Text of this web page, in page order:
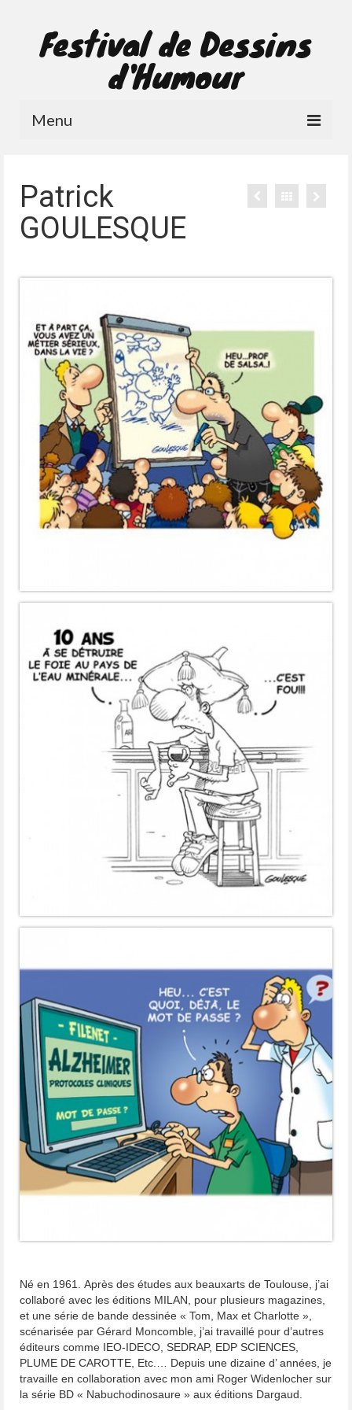
Festival de Dessins
d'Humour
Menu
Les dessinateurs
Contact
Patrick
GOULESQUE
Né en 1961. Après des études aux beauxarts de Toulouse, j’ai
collaboré avec les éditions MILAN, pour plusieurs magazines,
et une série de bande dessinée « Tom, Max et Charlotte »,
scénarisée par Gérard Moncomble, j’ai travaillé pour d’autres
éditeurs comme IEO-IDECO, SEDRAP, EDP SCIENCES,
PLUME DE CAROTTE, Etc.… Depuis une dizaine d’ années, je
travaille en collaboration avec mon ami Roger Widenlocher sur
la série BD « Nabuchodinosaure » aux éditions Dargaud.